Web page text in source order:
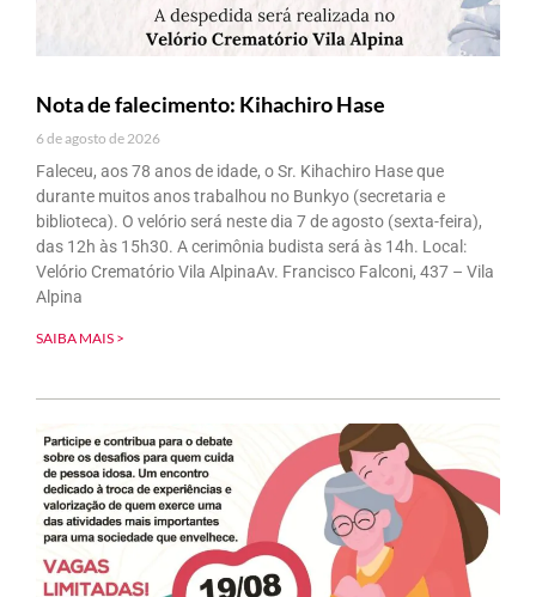
Nota de falecimento: Kihachiro Hase
6 de agosto de 2026
Faleceu, aos 78 anos de idade, o Sr. Kihachiro Hase que
durante muitos anos trabalhou no Bunkyo (secretaria e
biblioteca). O velório será neste dia 7 de agosto (sexta-feira),
das 12h às 15h30. A cerimônia budista será às 14h. Local:
Velório Crematório Vila AlpinaAv. Francisco Falconi, 437 – Vila
Alpina
SAIBA MAIS >